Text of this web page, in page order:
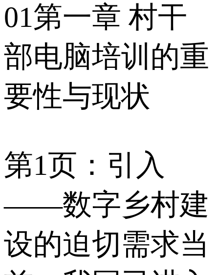
01第一章 村干
部电脑培训的重
要性与现状
第1页：引入
——数字乡村建
设的迫切需求当